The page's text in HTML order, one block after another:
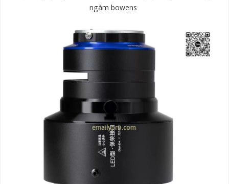
ngàm bowens